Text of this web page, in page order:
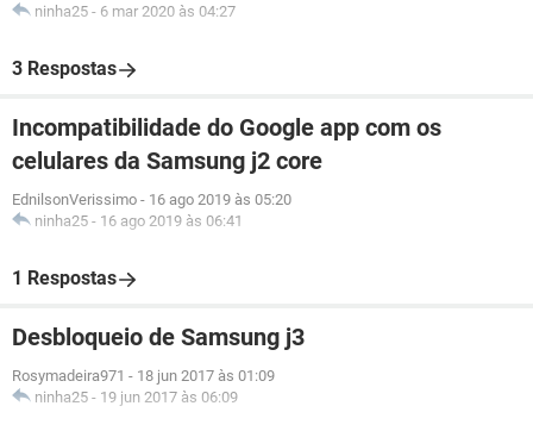
ninha25 - 6 mar 2020 às 04:27
3 Respostas
Incompatibilidade do Google app com os
celulares da Samsung j2 core
EdnilsonVerissimo - 16 ago 2019 às 05:20
ninha25 - 16 ago 2019 às 06:41
1 Respostas
Desbloqueio de Samsung j3
Rosymadeira971 - 18 jun 2017 às 01:09
ninha25 - 19 jun 2017 às 06:09